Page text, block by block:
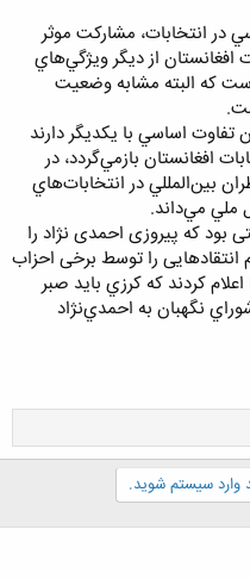
در انتخابات، مشاركت موثر
افغانستان از ديگر ويژگي‌هاي
كه البته مشابه وضعيت
تفاوت اساسي با يكديگر دارند
افغانستان بازمي‌گردد، در
بين‌المللي در انتخابات‌هاي
مي‌داند.
که پیروزی احمدی نژاد را
را توسط برخی احزاب
كردند كه كرزي بايد صبر
نگهبان به احمدي‌نژاد
وارد سیستم شوید.